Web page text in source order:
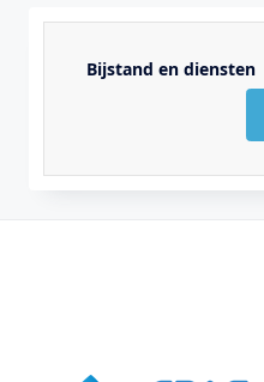
Bijstand en diensten